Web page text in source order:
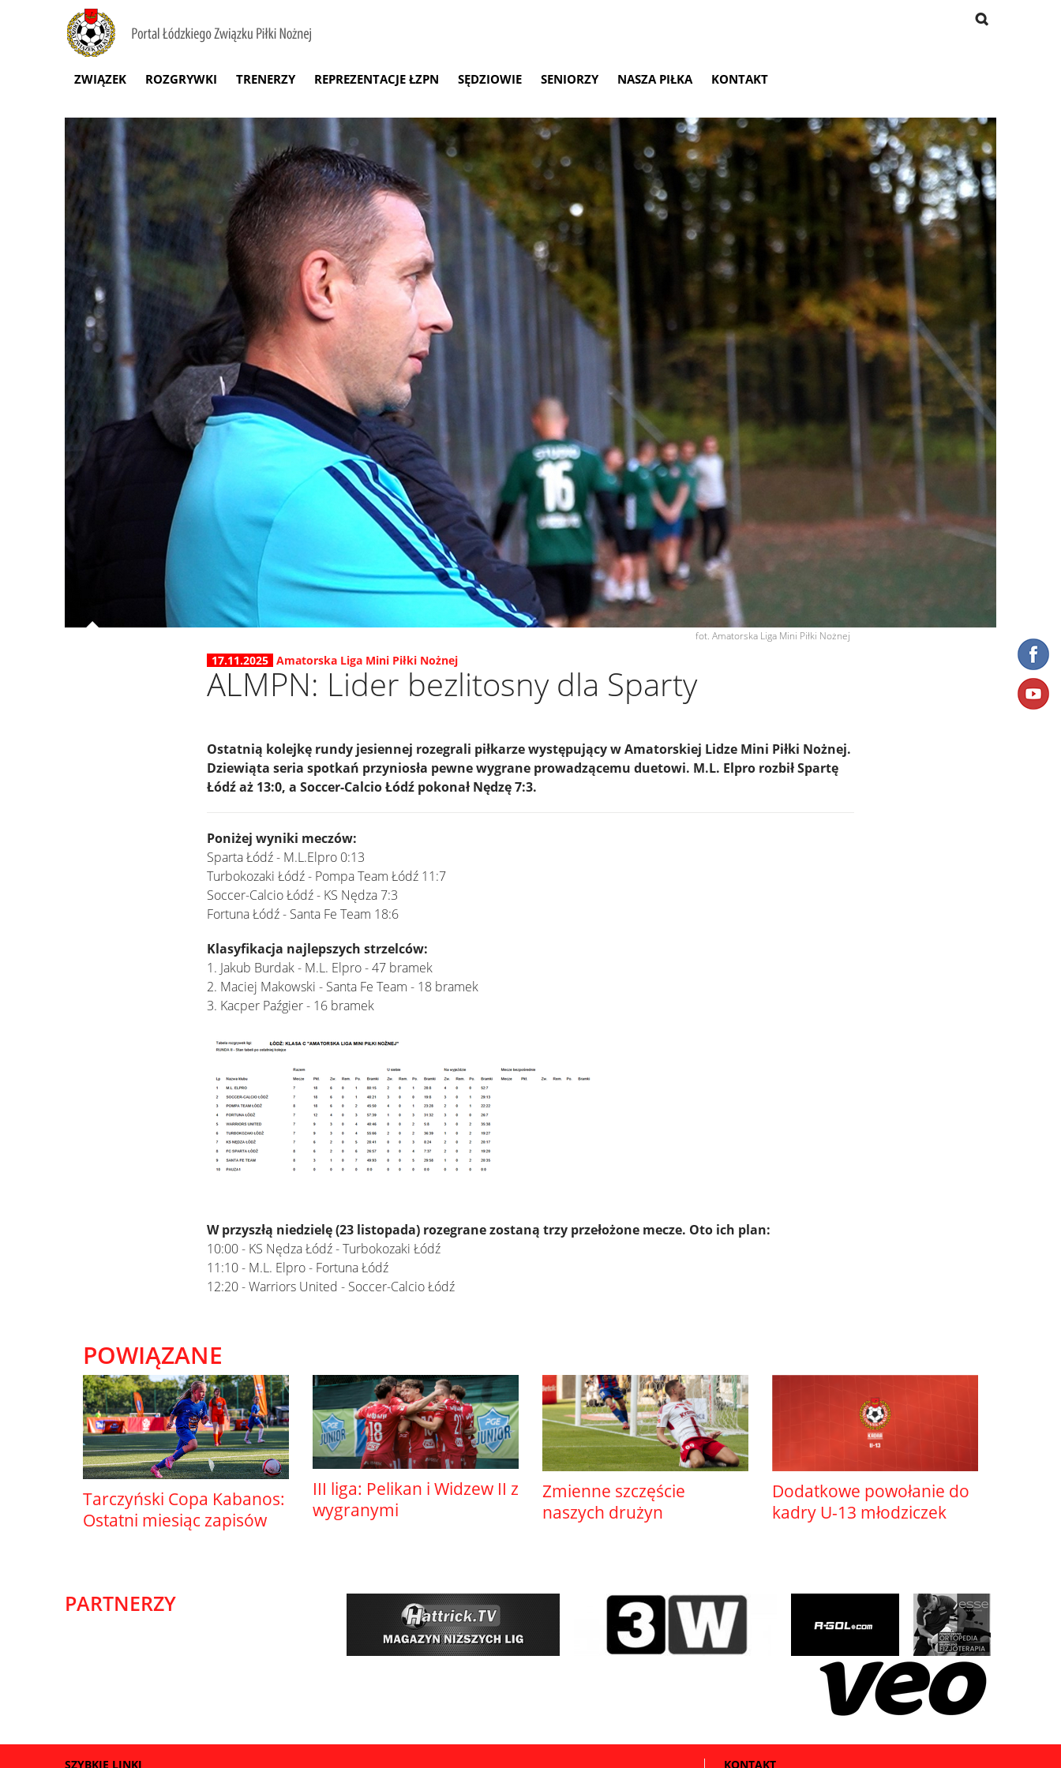
ZWIĄZEK ROZGRYWKI TRENERZY REPREZENTACJE ŁZPN SĘDZIOWIE SENIORZY NASZA PIŁKA KONTAKT
fot. Amatorska Liga Mini Piłki Nożnej
17.11.2025 Amatorska Liga Mini Piłki Nożnej
ALMPN: Lider bezlitosny dla Sparty
Ostatnią kolejkę rundy jesiennej rozegrali piłkarze występujący w Amatorskiej Lidze Mini Piłki Nożnej.
Dziewiąta seria spotkań przyniosła pewne wygrane prowadzącemu duetowi. M.L. Elpro rozbił Spartę
Łódź aż 13:0, a Soccer-Calcio Łódź pokonał Nędzę 7:3.
Poniżej wyniki meczów:
Sparta Łódź - M.L.Elpro 0:13
Turbokozaki Łódź - Pompa Team Łódź 11:7
Soccer-Calcio Łódź - KS Nędza 7:3
Fortuna Łódź - Santa Fe Team 18:6
Klasyfikacja najlepszych strzelców:
1. Jakub Burdak - M.L. Elpro - 47 bramek
2. Maciej Makowski - Santa Fe Team - 18 bramek
3. Kacper Paźgier - 16 bramek
W przyszłą niedzielę (23 listopada) rozegrane zostaną trzy przełożone mecze. Oto ich plan:
10:00 - KS Nędza Łódź - Turbokozaki Łódź
11:10 - M.L. Elpro - Fortuna Łódź
12:20 - Warriors United - Soccer-Calcio Łódź
POWIĄZANE
Tarczyński Copa Kabanos:
Ostatni miesiąc zapisów
III liga: Pelikan i Widzew II z
wygranymi
Zmienne szczęście
naszych drużyn
Dodatkowe powołanie do
kadry U-13 młodziczek
PARTNERZY
SZYBKIE LINKI KONTAKT